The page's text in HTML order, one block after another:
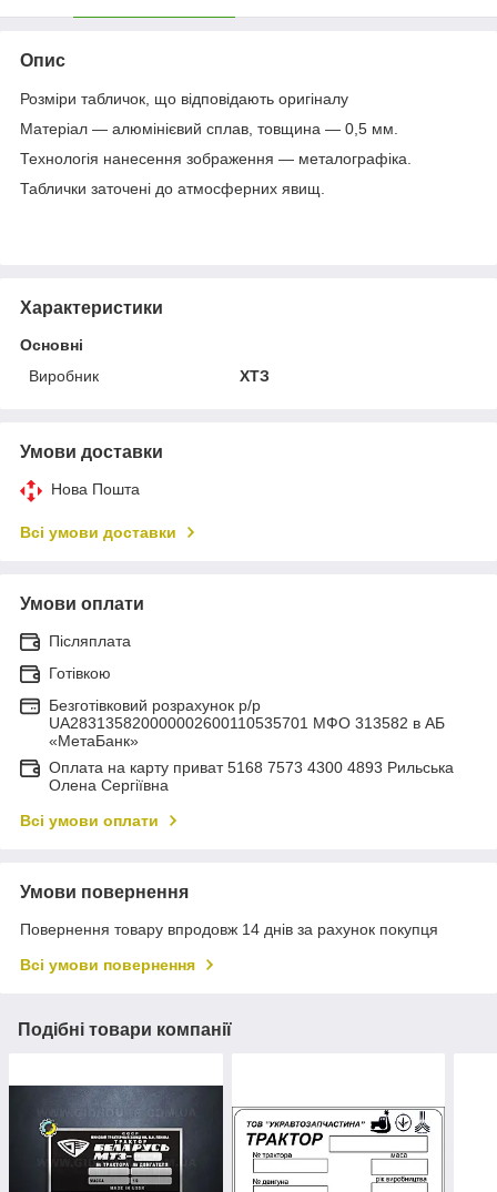
Опис
Розміри табличок, що відповідають оригіналу
Матеріал — алюмінієвий сплав, товщина — 0,5 мм.
Технологія нанесення зображення — металографіка.
Таблички заточені до атмосферних явищ.
Характеристики
Основні
Виробник
ХТЗ
Умови доставки
Нова Пошта
Всі умови доставки
Умови оплати
Післяплата
Готівкою
Безготівковий розрахунок р/р
UA283135820000002600110535701 МФО 313582 в АБ
«МетаБанк»
Оплата на карту приват 5168 7573 4300 4893 Рильська
Олена Сергіївна
Всі умови оплати
Умови повернення
Повернення товару впродовж 14 днів за рахунок покупця
Всі умови повернення
Подібні товари компанії